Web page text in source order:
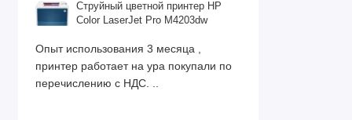
Струйный цветной принтер HP
Color LaserJet Pro M4203dw
Опыт использования 3 месяца ,
принтер работает на ура покупали по
перечислению с НДС. ..